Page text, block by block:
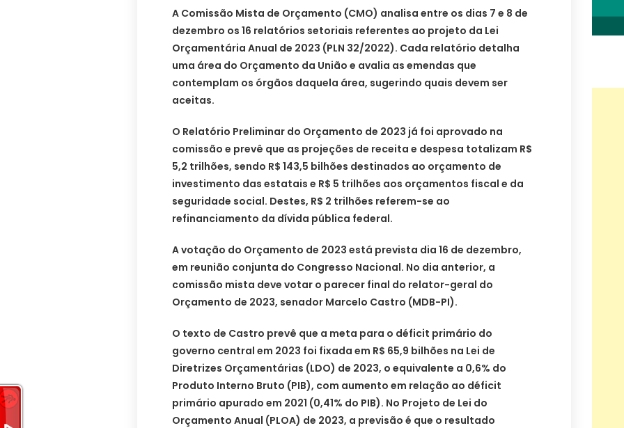
A Comissão Mista de Orçamento (CMO) analisa entre os dias 7 e 8 de
dezembro os 16 relatórios setoriais referentes ao projeto da Lei
Orçamentária Anual de 2023 (PLN 32/2022). Cada relatório detalha
uma área do Orçamento da União e avalia as emendas que
contemplam os órgãos daquela área, sugerindo quais devem ser
aceitas.
O Relatório Preliminar do Orçamento de 2023 já foi aprovado na
comissão e prevê que as projeções de receita e despesa totalizam R$
5,2 trilhões, sendo R$ 143,5 bilhões destinados ao orçamento de
investimento das estatais e R$ 5 trilhões aos orçamentos fiscal e da
seguridade social. Destes, R$ 2 trilhões referem-se ao
refinanciamento da dívida pública federal.
A votação do Orçamento de 2023 está prevista dia 16 de dezembro,
em reunião conjunta do Congresso Nacional. No dia anterior, a
comissão mista deve votar o parecer final do relator-geral do
Orçamento de 2023, senador Marcelo Castro (MDB-PI).
O texto de Castro prevê que a meta para o déficit primário do
governo central em 2023 foi fixada em R$ 65,9 bilhões na Lei de
Diretrizes Orçamentárias (LDO) de 2023, o equivalente a 0,6% do
Produto Interno Bruto (PIB), com aumento em relação ao déficit
primário apurado em 2021 (0,41% do PIB). No Projeto de Lei do
Orçamento Anual (PLOA) de 2023, a previsão é que o resultado